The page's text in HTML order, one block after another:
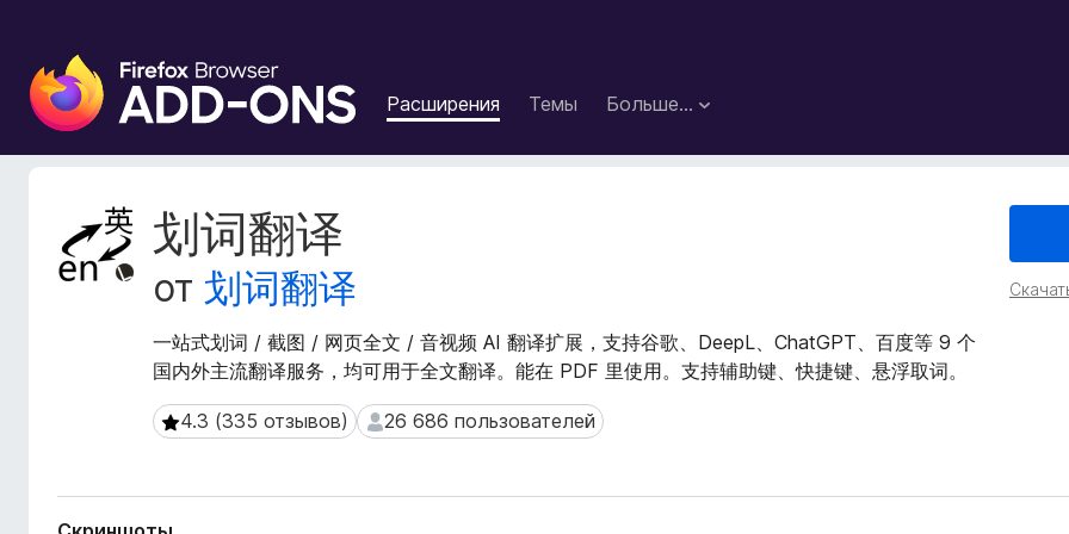
Д
о
п
о
Расширения Темы Больше…
划词翻译
от 划词翻译
一站式划词 / 截图 / 网页全文 / 音视频 AI 翻译扩展，支持谷歌、DeepL、ChatGPT、百度等 9 个
国内外主流翻译服务，均可用于全文翻译。能在 PDF 里使用。支持辅助键、快捷键、悬浮取词。
4.3 (335 отзывов)
4.3 (335 отзывов) 26 686 пользователей
26 686 пользователей
е
т
а